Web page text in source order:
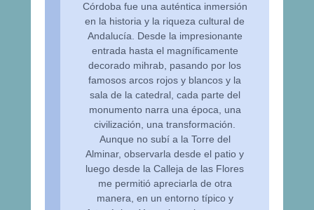
Córdoba fue una auténtica inmersión
en la historia y la riqueza cultural de
Andalucía. Desde la impresionante
entrada hasta el magníficamente
decorado mihrab, pasando por los
famosos arcos rojos y blancos y la
sala de la catedral, cada parte del
monumento narra una época, una
civilización, una transformación.
Aunque no subí a la Torre del
Alminar, observarla desde el patio y
luego desde la Calleja de las Flores
me permitió apreciarla de otra
manera, en un entorno típico y